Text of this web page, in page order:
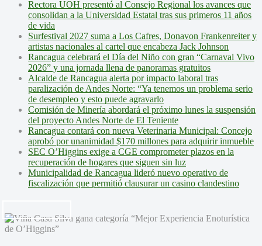
Rectora UOH presentó al Consejo Regional los avances que
consolidan a la Universidad Estatal tras sus primeros 11 años
de vida
Surfestival 2027 suma a Los Cafres, Donavon Frankenreiter y
artistas nacionales al cartel que encabeza Jack Johnson
Rancagua celebrará el Día del Niño con gran “Carnaval Vivo
2026” y una jornada llena de panoramas gratuitos
Alcalde de Rancagua alerta por impacto laboral tras
paralización de Andes Norte: “Ya tenemos un problema serio
de desempleo y esto puede agravarlo
Comisión de Minería abordará el próximo lunes la suspensión
del proyecto Andes Norte de El Teniente
Rancagua contará con nueva Veterinaria Municipal: Concejo
aprobó por unanimidad $170 millones para adquirir inmueble
SEC O’Higgins exige a CGE comprometer plazos en la
recuperación de hogares que siguen sin luz
Municipalidad de Rancagua lideró nuevo operativo de
fiscalización que permitió clausurar un casino clandestino